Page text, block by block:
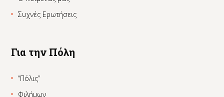
Συχνές Ερωτήσεις
Για την Πόλη
“Πόλις”
Φιλήμων